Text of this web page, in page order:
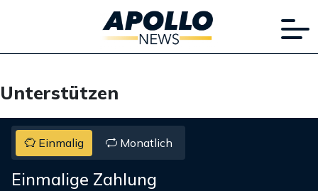
Unterstützen
Einmalig Monatlich
Einmalige Zahlung